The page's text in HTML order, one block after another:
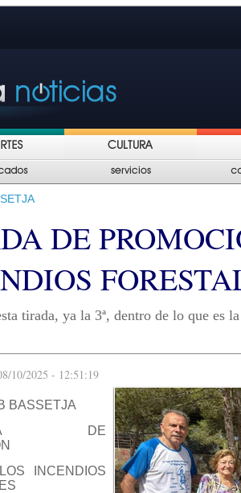
DE
tirada, ya la 3ª, dentro de lo que es
10/2025 - 12:51:19
BASSETJA
DE
INCENDIOS